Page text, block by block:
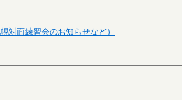
対面練習会のお知らせなど）